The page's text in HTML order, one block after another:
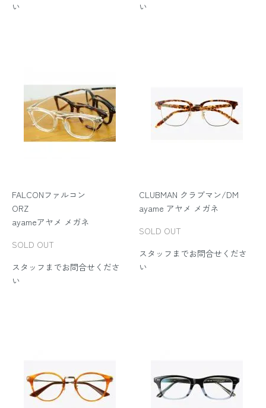
い
い
FALCONファルコン
ORZ
ayameアヤメ メガネ
SOLD OUT
スタッフまでお問合せくださ
い
CLUBMAN クラブマン/DM
ayame アヤメ メガネ
SOLD OUT
スタッフまでお問合せくださ
い